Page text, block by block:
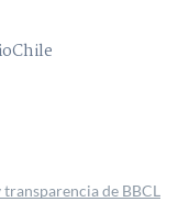
transparencia de BBCL